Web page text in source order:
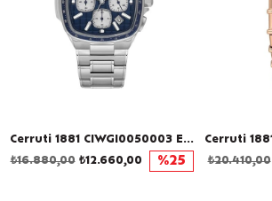
Cerruti 1881 CIWGI0050003 Erkek Kol Saati
₺12.660,00
₺16.880,00 %25 ₺20.410,00